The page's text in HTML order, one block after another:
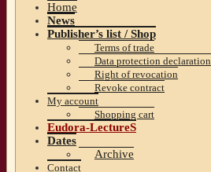
Home
News
Publisher’s list / Shop
Terms of trade
Data protection declaration
Right of revocation
Revoke contract
My account
Shopping cart
Eudora-LectureS
Dates
Archive
Contact